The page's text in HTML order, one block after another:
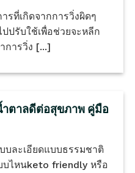
ที่เกิดจากการวิ่งผิดๆ
ปรับใช้เพื่อช่วยจะหลีก
การวิ่ง [...]
ตาลดีต่อสุขภาพ คู่มือ
บละเอียดแบบธรรมชาติ
บไหนketo friendly หรือ